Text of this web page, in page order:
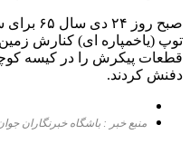
صبح روز
توپ (یاخمپاره ای) کنارش
قطعات پیکرش را در کیسه
دفنش کردند.
منبع خبر : باشگاه خبرنگاران